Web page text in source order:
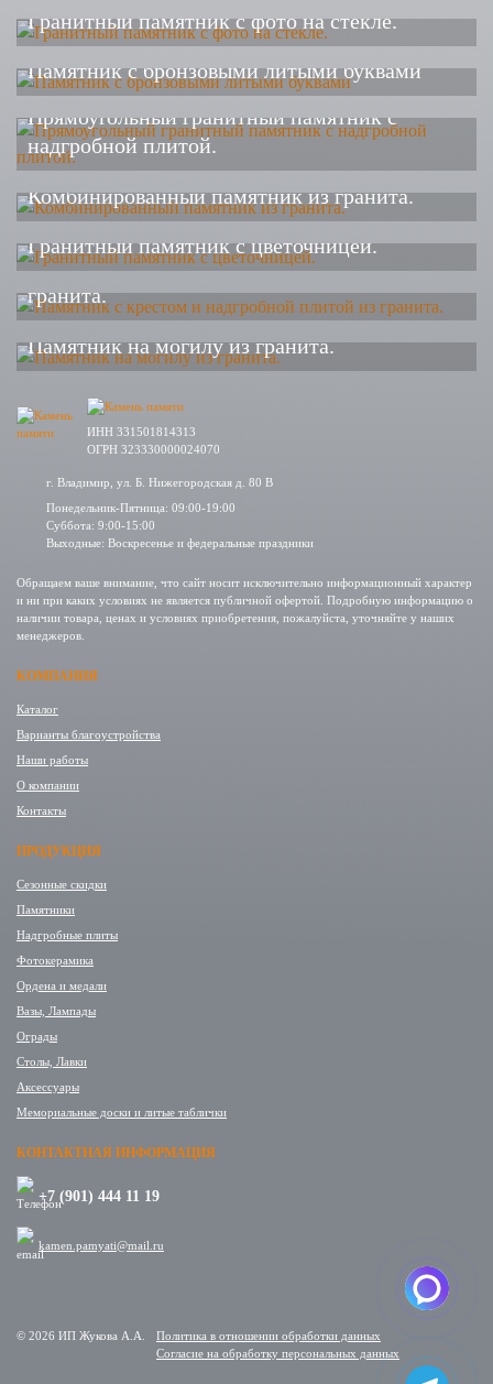
Гранитный памятник с фото на стекле.
Памятник с бронзовыми литыми буквами
Прямоугольный гранитный памятник с
надгробной плитой.
Комбинированный памятник из гранита.
Гранитный памятник с цветочницей.
Памятник с крестом и надгробной плитой из
гранита.
Памятник на могилу из гранита.
ИНН 331501814313
ОГРН 323330000024070
г. Владимир, ул. Б. Нижегородская д. 80 В
Понедельник-Пятница: 09:00-19:00
Суббота: 9:00-15:00
Выходные: Воскресенье и федеральные праздники
Обращаем ваше внимание, что сайт носит исключительно информационный характер
и ни при каких условиях не является публичной офертой. Подробную информацию о
наличии товара, ценах и условиях приобретения, пожалуйста, уточняйте у наших
менеджеров.
КОМПАНИЯ
Каталог
Варианты благоустройства
Наши работы
О компании
Контакты
ПРОДУКЦИЯ
Сезонные скидки
Памятники
Надгробные плиты
Фотокерамика
Ордена и медали
Вазы, Лампады
Ограды
Столы, Лавки
Аксессуары
Мемориальные доски и литые таблички
КОНТАКТНАЯ ИНФОРМАЦИЯ
+7 (901) 444 11 19
kamen.pamyati@mail.ru
© 2026 ИП Жукова А.А.
Политика в отношении обработки данных
Cогласие на обработку персональных данных